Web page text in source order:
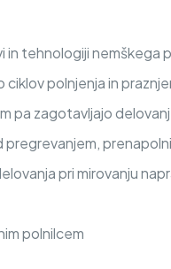
tehnologiji
polnjenja in
pa zagotavljajo
pri mirovanju
polnilcem